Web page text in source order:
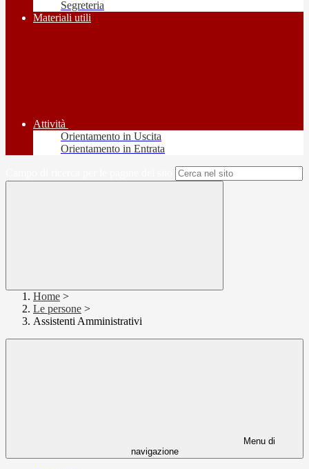
Segreteria
Materiali utili
Attività
Orientamento in Uscita
Orientamento in Entrata
Home >
Le persone >
Assistenti Amministrativi
Menu di
navigazione